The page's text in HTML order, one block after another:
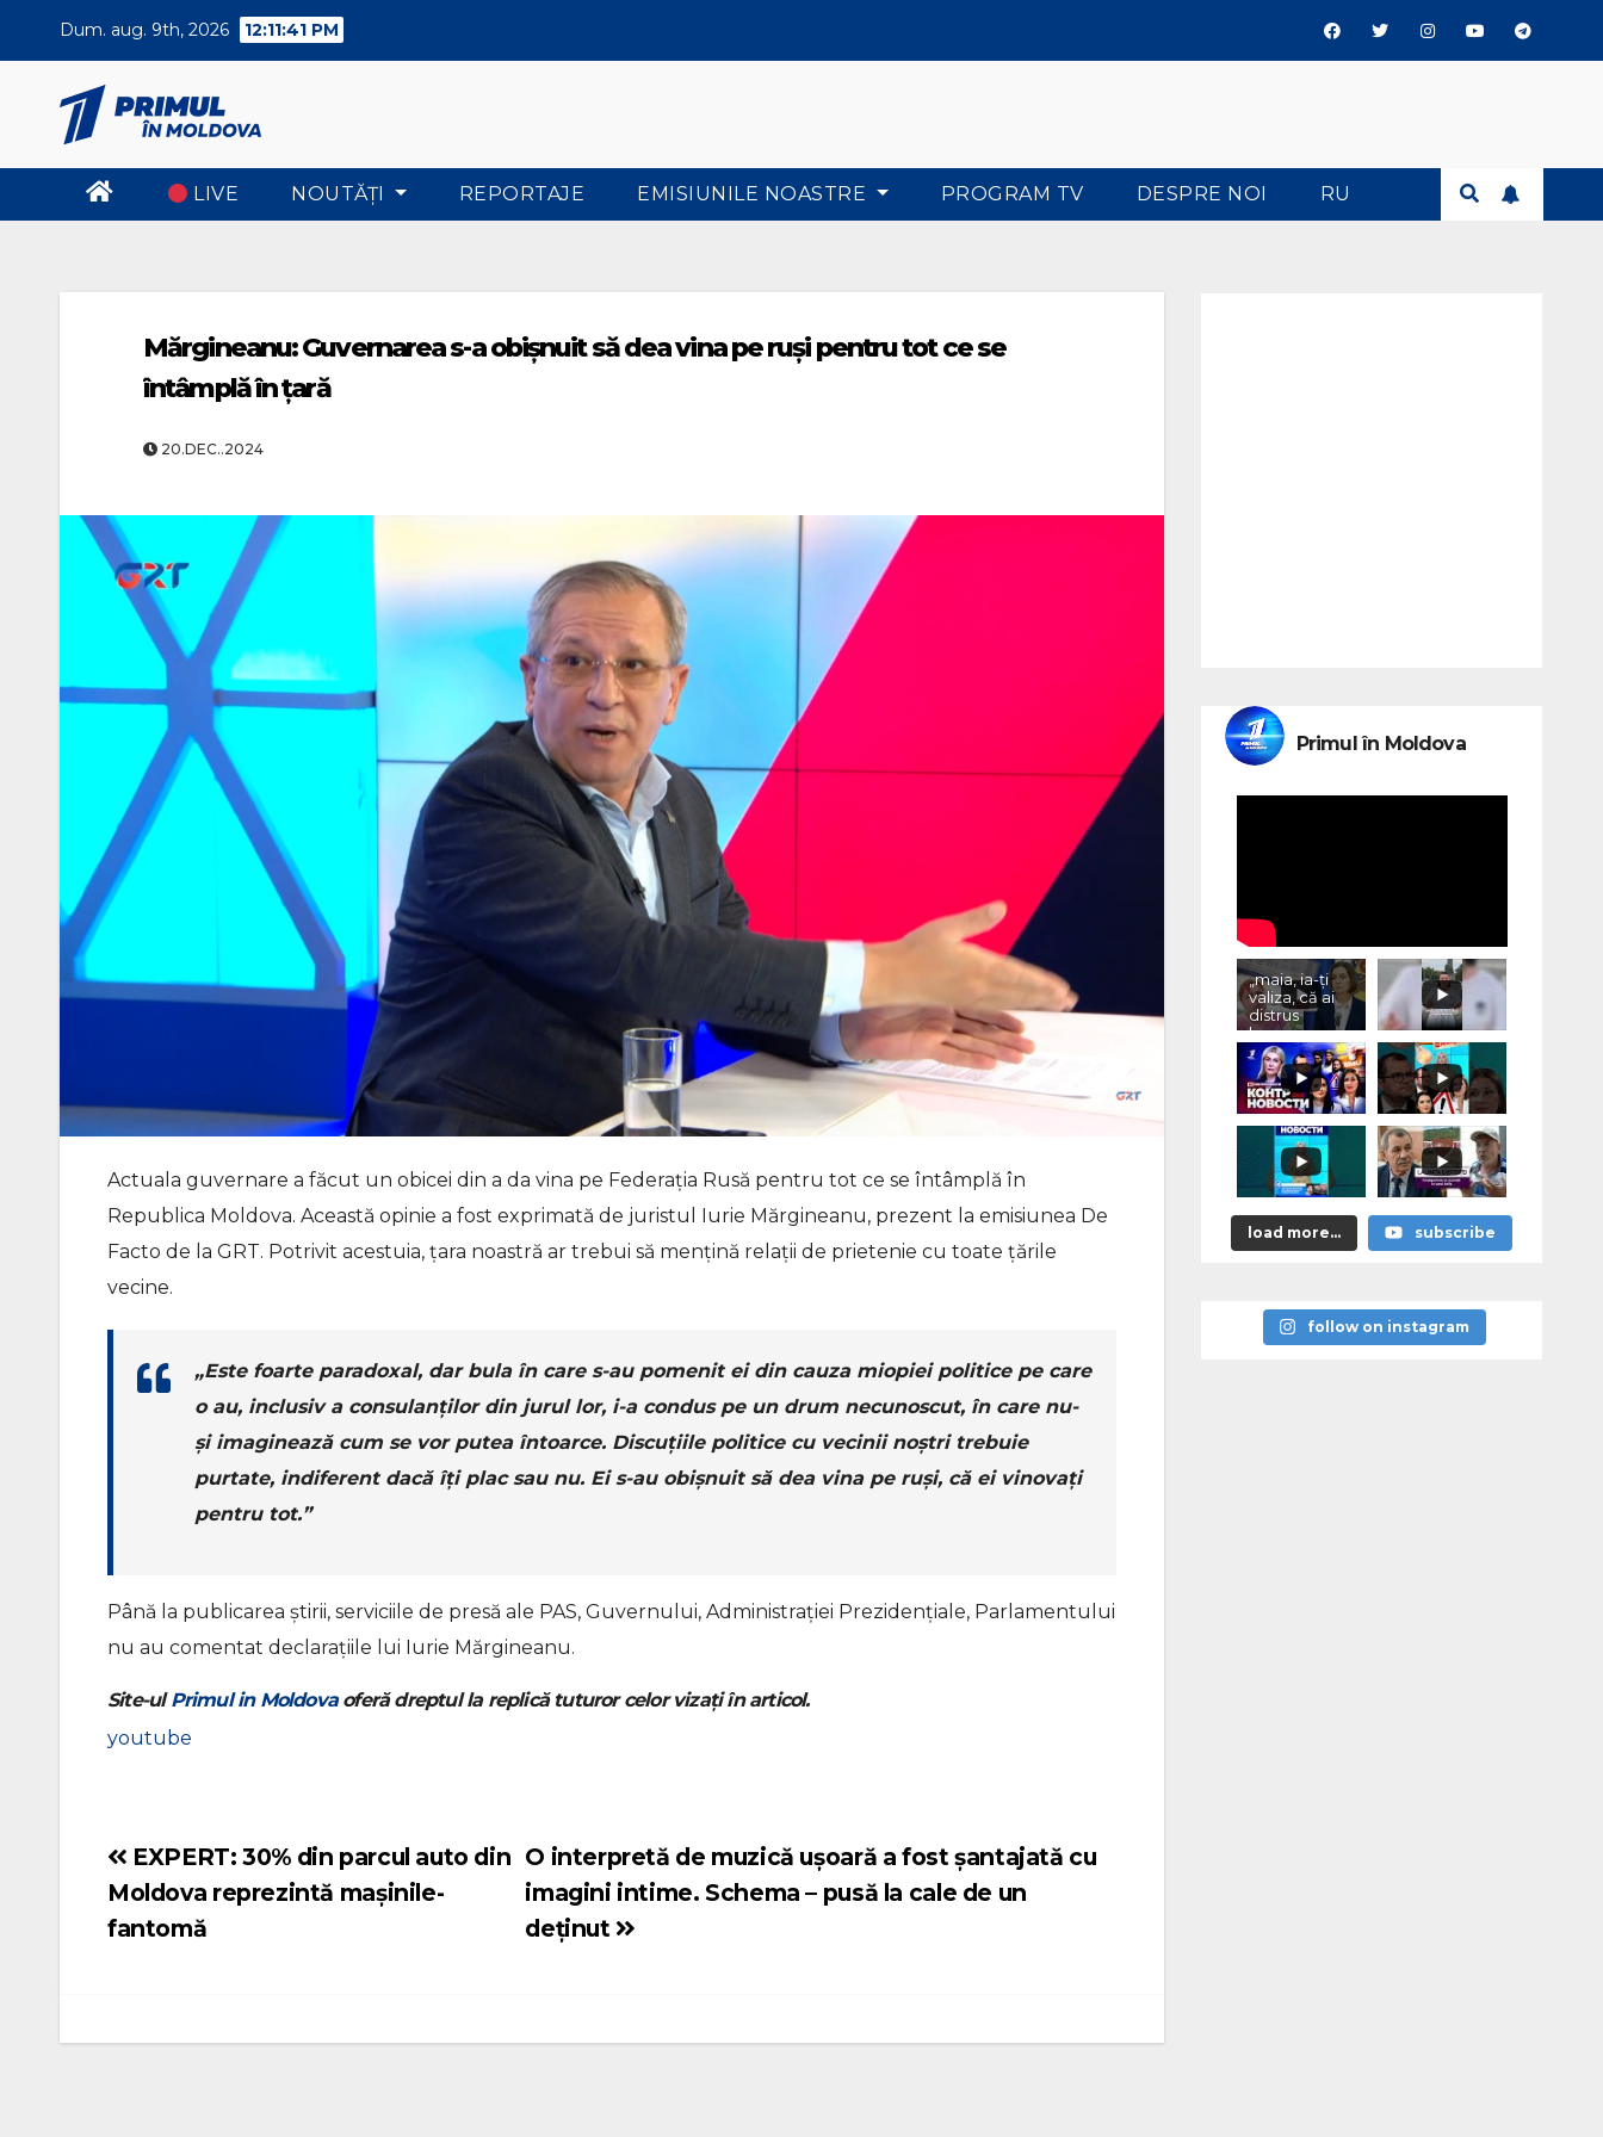
Dum. aug. 9th, 2026 12:11:41 PM
LIVE NOUTĂŢI REPORTAJE EMISIUNILE NOASTRE PROGRAM TV DESPRE NOI RU
Mărgineanu: Guvernarea s-a obișnuit să dea vina pe ruși pentru tot ce se
întâmplă în țară
20.DEC..2024
Actuala guvernare a făcut un obicei din a da vina pe Federația Rusă pentru tot ce se întâmplă în
Republica Moldova. Această opinie a fost exprimată de juristul Iurie Mărgineanu, prezent la emisiunea De
Facto de la GRT. Potrivit acestuia, țara noastră ar trebui să mențină relații de prietenie cu toate țările
vecine.
„Este foarte paradoxal, dar bula în care s-au pomenit ei din cauza miopiei politice pe care
o au, inclusiv a consulanților din jurul lor, i-a condus pe un drum necunoscut, în care nu-
și imaginează cum se vor putea întoarce. Discuțiile politice cu vecinii noștri trebuie
purtate, indiferent dacă îți plac sau nu. Ei s-au obișnuit să dea vina pe ruși, că ei vinovați
pentru tot.”
Până la publicarea știrii, serviciile de presă ale PAS, Guvernului, Administrației Prezidențiale, Parlamentului
nu au comentat declarațiile lui Iurie Mărgineanu.
Site-ulPrimul in Moldovaoferă dreptul la replică tuturor celor vizați în articol.
youtube
Navigare
în
O interpretă de muzică ușoară a fost șantajată cu
imagini intime. Schema – pusă la cale de un
deținut
EXPERT: 30% din parcul auto din
Moldova reprezintă mașinile-
fantomă
Primul în Moldova
„maia, ia-ți
valiza, că ai
distrus
lumea, cu
«vremurile
astea bune”
load more... subscribe
follow on instagram